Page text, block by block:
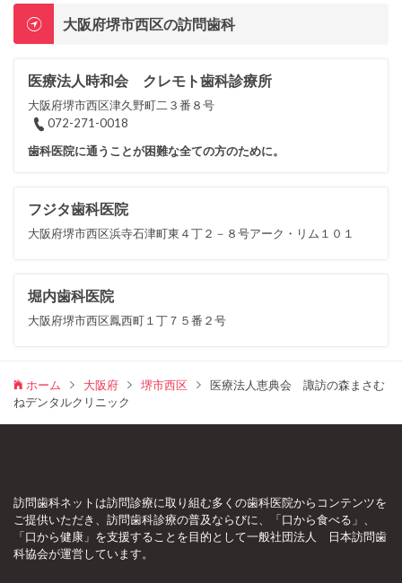
大阪府堺市西区の訪問歯科
医療法人時和会 クレモト歯科診療所
大阪府堺市西区津久野町二３番８号
072-271-0018
歯科医院に通うことが困難な全ての方のために。
フジタ歯科医院
大阪府堺市西区浜寺石津町東４丁２－８号アーク・リム１０１
堀内歯科医院
大阪府堺市西区鳳西町１丁７５番２号
ホーム 大阪府 堺市西区
医療法人恵典会 諏訪の森まさむ
ねデンタルクリニック
訪問歯科ネットは訪問診療に取り組む多くの歯科医院からコンテンツを
ご提供いただき、訪問歯科診療の普及ならびに、「口から食べる」、
「口から健康」を支援することを目的として一般社団法人 日本訪問歯
科協会が運営しています。